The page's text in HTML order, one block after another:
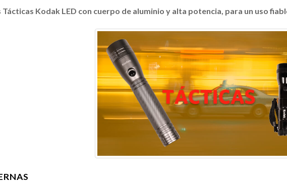
Kodak LED con cuerpo de aluminio y alta potencia, para un uso